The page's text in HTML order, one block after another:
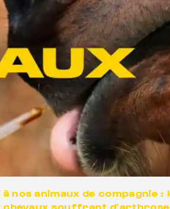
nos animaux de compagnie
chevaux souffrant